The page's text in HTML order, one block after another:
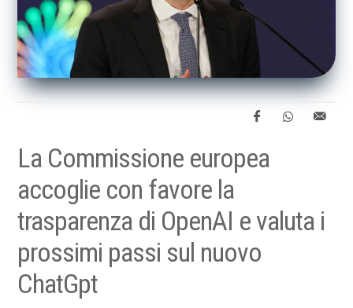
La Commissione europea
accoglie con favore la
trasparenza di OpenAI e valuta i
prossimi passi sul nuovo
ChatGpt